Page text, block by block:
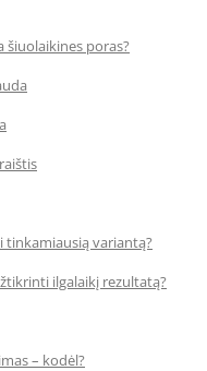
šiuolaikines poras?
tinkamiausią variantą?
ilgalaikį rezultatą?
– kodėl?